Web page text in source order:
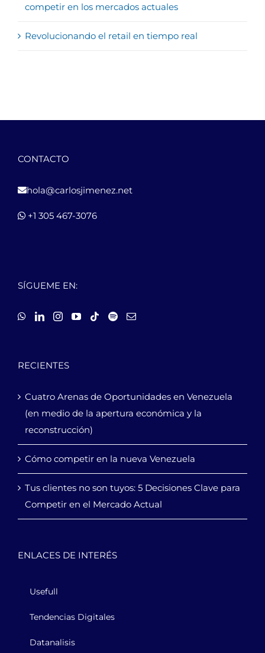
competir en los mercados actuales
Revolucionando el retail en tiempo real
CONTACTO
hola@carlosjimenez.net
+1 305 467-3076
SÍGUEME EN:
RECIENTES
Cuatro Arenas de Oportunidades en Venezuela
(en medio de la apertura económica y la
reconstrucción)
Cómo competir en la nueva Venezuela
Tus clientes no son tuyos: 5 Decisiones Clave para
Competir en el Mercado Actual
ENLACES DE INTERÉS
Usefull
Tendencias Digitales
Datanalisis